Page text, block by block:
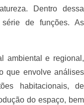
Dentro dessa
de funções. As
ambiental e regional,
que envolve análises
habitacionais, de
do espaço, bem